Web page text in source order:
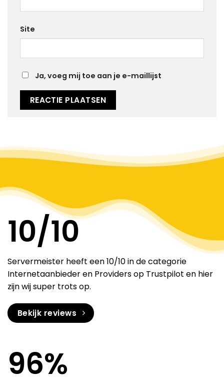
Site
Ja, voeg mij toe aan je e-maillijst
10/10
Servermeister heeft een 10/10 in de categorie
Internetaanbieder en Providers op Trustpilot en hier
zijn wij super trots op.
Bekijk reviews
97%